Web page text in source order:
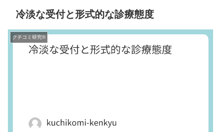
冷淡な受付と形式的な診療態度
クチコミ研究®